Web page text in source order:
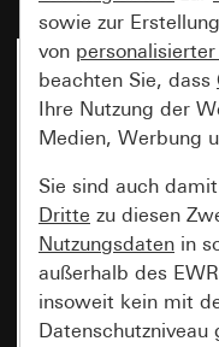
sowie zur
von
beachten Sie, dass
Ihre Nutzung der
Medien, Werbung
Sie sind auch
Dritte zu diesen
Nutzungsdaten in
außerhalb des
insoweit kein mit